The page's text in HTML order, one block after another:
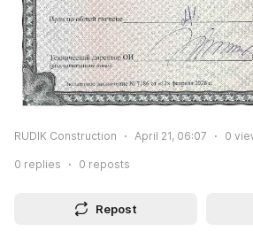
RUDIK Construction April 21, 06:07 0
0 replies 0 reposts
Repost